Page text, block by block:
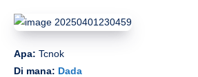
Apa: Tcnok
Di mana: Dada